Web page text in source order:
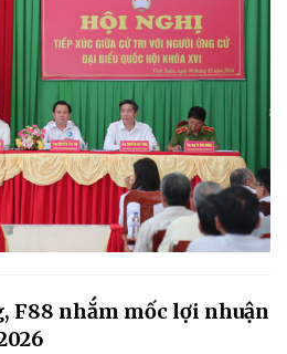
F88 nhắm mốc lợi nhuận